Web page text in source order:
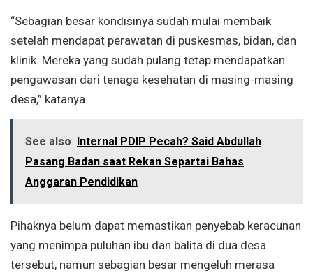
“Sebagian besar kondisinya sudah mulai membaik
setelah mendapat perawatan di puskesmas, bidan, dan
klinik. Mereka yang sudah pulang tetap mendapatkan
pengawasan dari tenaga kesehatan di masing-masing
desa,” katanya.
See also Internal PDIP Pecah? Said Abdullah
Pasang Badan saat Rekan Separtai Bahas
Anggaran Pendidikan
Pihaknya belum dapat memastikan penyebab keracunan
yang menimpa puluhan ibu dan balita di dua desa
tersebut, namun sebagian besar mengeluh merasa